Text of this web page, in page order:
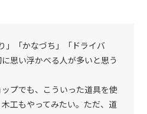
」「かなづち」「ドライバ
思い浮かべる人が多いと思う
プでも、こういった道具を使
工もやってみたい。ただ、道